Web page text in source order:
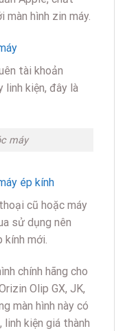
màn hình zin máy.
tài khoản
linh kiện, đây là
máy
ép kính
cũ hoặc máy
sử dụng nên
kính mới.
chính hãng cho
Olip GX, JK,
màn hình này có
linh kiện giá thành